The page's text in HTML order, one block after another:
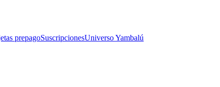
prepagoSuscripcionesUniverso Yambalú